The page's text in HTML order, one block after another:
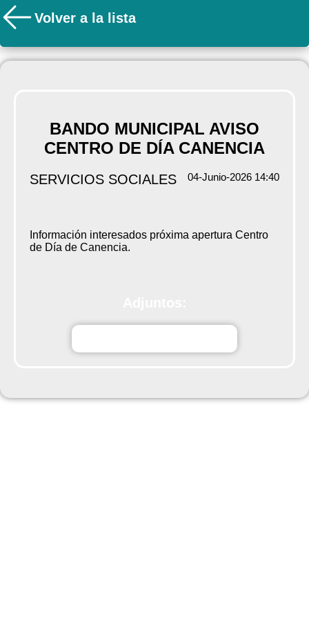
Volver a la lista
BANDO MUNICIPAL AVISO
CENTRO DE DÍA CANENCIA
SERVICIOS SOCIALES 04-Junio-2026 14:40
Información interesados próxima apertura Centro
de Día de Canencia.